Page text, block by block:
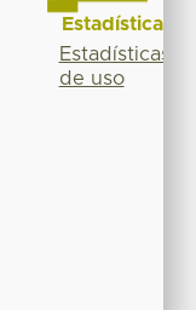
Estadísticas
Estadísticas
de uso